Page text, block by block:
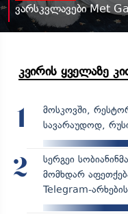
ვარსკვლავები Met
კვირის ყველაზე
1
მოსკოვში,
სავარაუდოდ,
2
სერგეი
მომხდარ
Telegram-